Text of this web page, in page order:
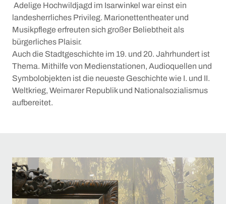
Adelige Hochwildjagd im Isarwinkel war einst ein
landesherrliches Privileg. Marionettentheater und
Musikpflege erfreuten sich großer Beliebtheit als
bürgerliches Plaisir.
Auch die Stadtgeschichte im 19. und 20. Jahrhundert ist
Thema. Mithilfe von Medienstationen, Audioquellen und
Symbolobjekten ist die neueste Geschichte wie I. und II.
Weltkrieg, Weimarer Republik und Nationalsozialismus
aufbereitet.